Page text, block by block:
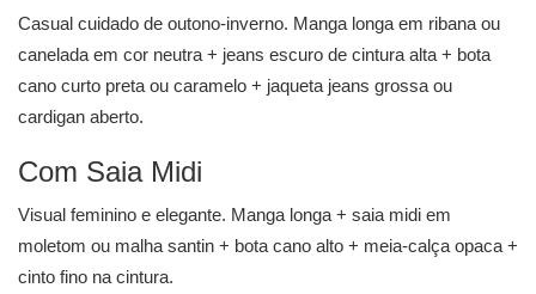
Casual cuidado de outono-inverno. Manga longa em ribana ou
canelada em cor neutra + jeans escuro de cintura alta + bota
cano curto preta ou caramelo + jaqueta jeans grossa ou
cardigan aberto.
Com Saia Midi
Visual feminino e elegante. Manga longa + saia midi em
moletom ou malha santin + bota cano alto + meia-calça opaca +
cinto fino na cintura.